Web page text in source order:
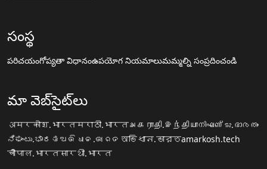
సంస్థ
పరిచయంగోప్యతా విధానంఉపయోగ నియమాలుమమ్మల్ని సంప్రదించండి
మా వెబ్‌సైట్‌లు
अमरकोश.भारतमराठी.भारतஅகராதி.இந்தியாനിഘണ്ടു.ഭാരതം
ನಿಘಂಟು.ಭಾರತ ଅଭିଧାନ.ଭାରତ অভিধান.ভারতamarkosh.tech
चौपाल.भारतसारथी.भारत